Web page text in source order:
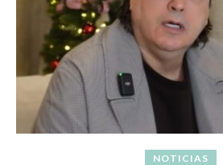
NOTICIAS